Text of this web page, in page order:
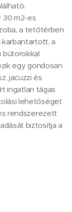
30 m2-es
a tetőtérben
a
bútorokkal
egy gondosan
jacuzzi és
ingatlan tágas
lehetőséget
rendszerezett
biztosítja a